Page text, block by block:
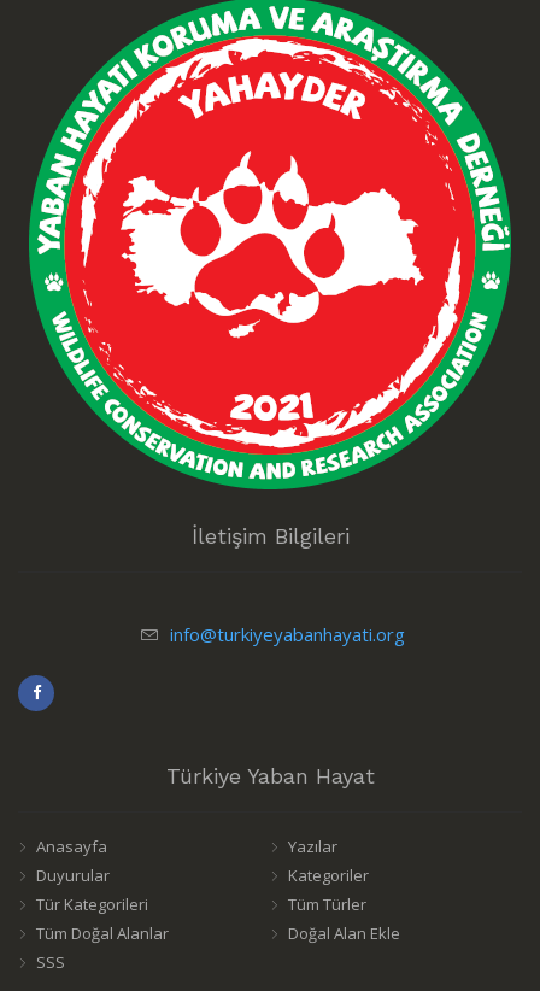
İletişim Bilgileri
info@turkiyeyabanhayati.org
Türkiye Yaban Hayat
Anasayfa
Yazılar
Duyurular
Kategoriler
Tür Kategorileri
Tüm Türler
Tüm Doğal Alanlar
Doğal Alan Ekle
SSS